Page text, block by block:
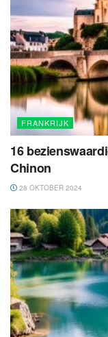
FRANKRIJK
16
Chinon
28 OKTOBER 2024